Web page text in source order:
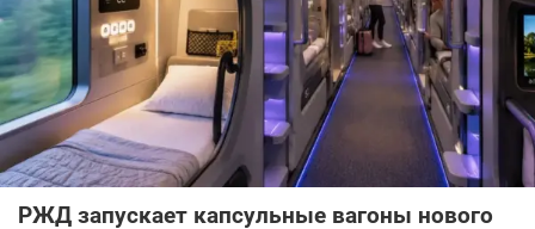
РЖД запускает капсульные вагоны нового